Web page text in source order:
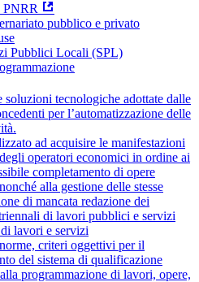
PNRR
pubblico e privato
Pubblici Locali (SPL)
soluzioni tecnologiche adottate dalle
per l’automatizzazione delle
ad acquisire le manifestazioni
operatori economici in ordine ai
completamento di opere
alla gestione delle stesse
di mancata redazione dei
di lavori pubblici e servizi
di lavori e servizi
criteri oggettivi per il
del sistema di qualificazione
programmazione di lavori, opere,